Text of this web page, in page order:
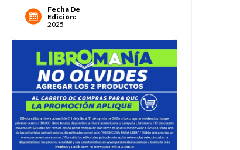
Fecha De
Edición:
2025